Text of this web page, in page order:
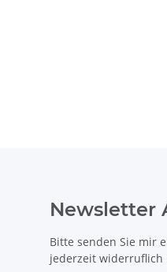
Newsletter
Bitte senden Sie mir
jederzeit widerruflich